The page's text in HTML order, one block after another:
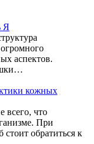
Я
аспектов.
кожных
всего, что
При
обратиться к